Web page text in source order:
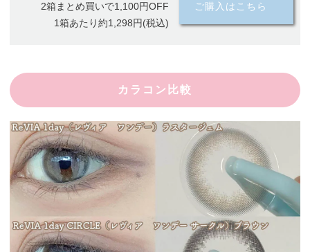
2箱まとめ買いで1,100円OFF
1箱あたり約1,298円(税込)
ご購入はこちら
カラコン比較